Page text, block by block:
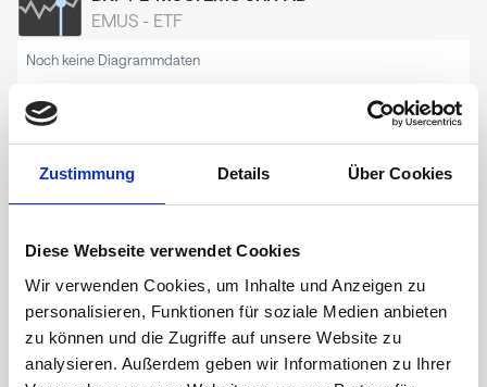
Zustimmung Details Über Cookies
Diese Webseite verwendet Cookies
Wir verwenden Cookies, um Inhalte und Anzeigen zu
personalisieren, Funktionen für soziale Medien anbieten
zu können und die Zugriffe auf unsere Website zu
analysieren. Außerdem geben wir Informationen zu Ihrer
EMUS - ETF
Noch keine Diagrammdaten